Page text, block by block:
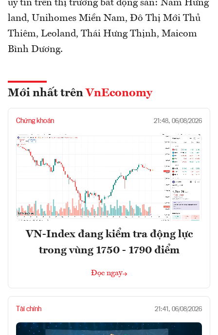
uy tín trên thị trường bất động sản: Nam Hưng
land, Unihomes Miền Nam, Đô Thị Mới Thủ
Thiêm, Leoland, Thái Hưng Thịnh, Maicom
Bình Dương.
Mới nhất trên VnEconomy
Chứng khoán 21:48, 06/08/2026
VN-Index đang kiểm tra động lực
trong vùng 1750 - 1790 điểm
Đọc ngay
Tài chính 21:41, 06/08/2026